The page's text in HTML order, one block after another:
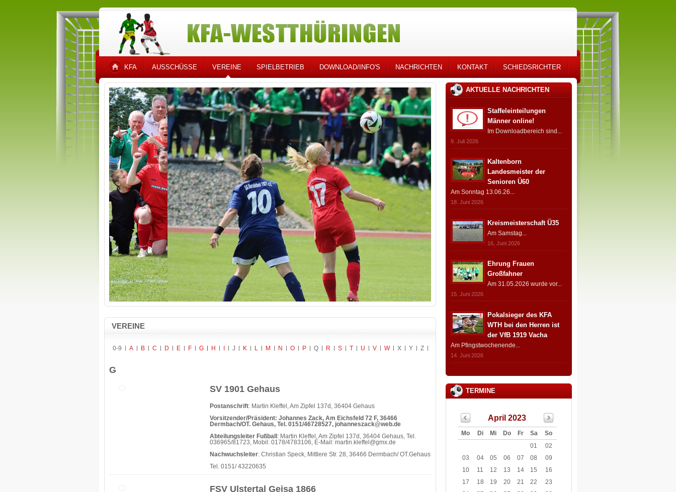
KFA AUSSCHÜSSE VEREINE SPIELBETRIEB DOWNLOAD/INFO'S NACHRICHTEN KONTAKT SCHIEDSRICHTER
VEREINE
0-9 A B C D E F G H J K L M N O P Q R S T U V W X Y Z
G
SV 1901 Gehaus
Postanschrift: Martin Kleffel, Am Zipfel 137d, 36404 Gehaus
Vorsitzender/Präsident: Johannes Zack, Am Eichsfeld 72 F, 36466
Dermbach/OT. Gehaus, Tel. 0151/46728527, johanneszack@web.de
Abteilungsleiter Fußball : Martin Kleffel, Am Zipfel 137d, 36404 Gehaus, Tel.
036965/81723, Mobil: 0178/4783106, E-Mail: martin.kleffel@gmx.de
Nachwuchsleiter: Christian Speck, Mittlere Str. 28, 36466 Dermbach/ OT.Gehaus
Tel. 0151/ 43220635
FSV Ulstertal Geisa 1866
AKTUELLE NACHRICHTEN
Staffeleinteilungen
Männer online!
Im Downloadbereich sind...
9. Juli 2026
Kaltenborn
Landesmeister der
Senioren Ü60
Am Sonntag 13.06.26...
18. Juni 2026
Kreismeisterschaft Ü35
Am Samstag...
16. Juni 2026
Ehrung Frauen
Großfahner
Am 31.05.2026 wurde vor...
15. Juni 2026
Pokalsieger des KFA
WTH bei den Herren ist
der VfB 1919 Vacha
Am Pfingstwochenende...
14. Juni 2026
TERMINE
April 2023
Mo Di Mi Do Fr Sa
So
01
02
03
04 05 06 07 08
09
10
11 12 13 14 15
16
17
18 19 20 21 22
23